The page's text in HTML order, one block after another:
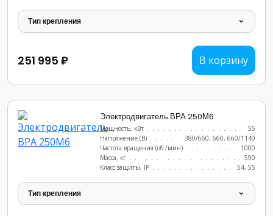
Тип крепления
251 995 ₽ В корзину
Электродвигатель ВРА 250М6
Мощность, кВт
55
Напряжение (В)
380/660, 660, 660/1140
Частота вращения (об./мин)
1000
Масса, кг
590
Класс защиты, IP
54, 55
Тип крепления